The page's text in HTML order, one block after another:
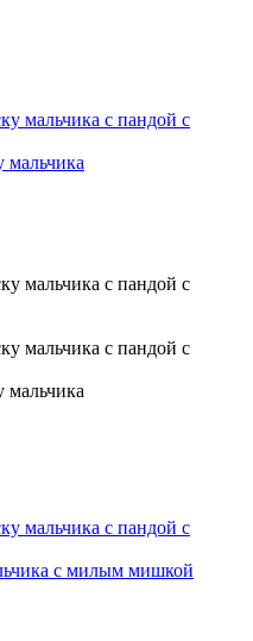
мальчика
мальчика
с милым мишкой